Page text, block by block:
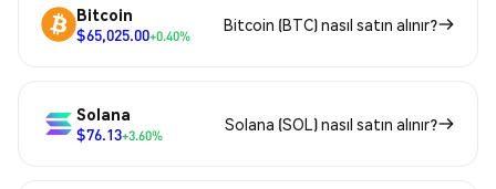
Bitcoin
$65,025.00+0.40%
Bitcoin (BTC) nasıl satın alınır?
Solana
$76.13+3.60%
Solana (SOL) nasıl satın alınır?